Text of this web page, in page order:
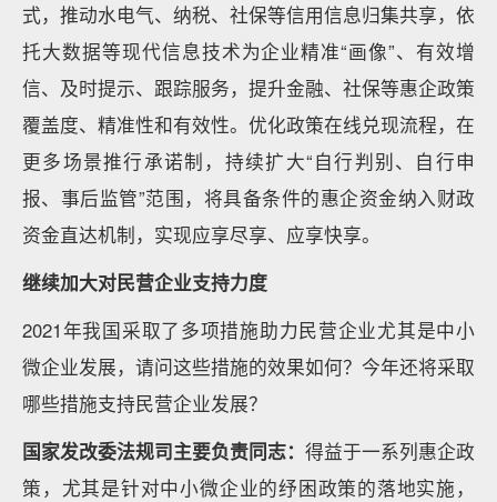
式，推动水电气、纳税、社保等信用信息归集共享，依
托大数据等现代信息技术为企业精准“画像”、有效增
信、及时提示、跟踪服务，提升金融、社保等惠企政策
覆盖度、精准性和有效性。优化政策在线兑现流程，在
更多场景推行承诺制，持续扩大“自行判别、自行申
报、事后监管”范围，将具备条件的惠企资金纳入财政
资金直达机制，实现应享尽享、应享快享。
继续加大对民营企业支持力度
2021年我国采取了多项措施助力民营企业尤其是中小
微企业发展，请问这些措施的效果如何？今年还将采取
哪些措施支持民营企业发展？
国家发改委法规司主要负责同志： 得益于一系列惠企政
策，尤其是针对中小微企业的纾困政策的落地实施，